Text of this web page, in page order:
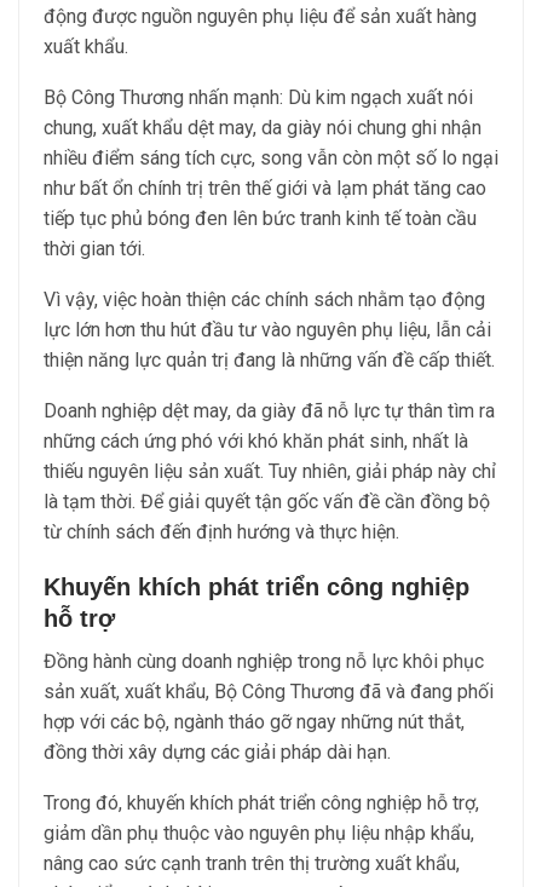
động được nguồn nguyên phụ liệu để sản xuất hàng
xuất khẩu.
Bộ Công Thương nhấn mạnh: Dù kim ngạch xuất nói
chung, xuất khẩu dệt may, da giày nói chung ghi nhận
nhiều điểm sáng tích cực, song vẫn còn một số lo ngại
như bất ổn chính trị trên thế giới và lạm phát tăng cao
tiếp tục phủ bóng đen lên bức tranh kinh tế toàn cầu
thời gian tới.
Vì vậy, việc hoàn thiện các chính sách nhằm tạo động
lực lớn hơn thu hút đầu tư vào nguyên phụ liệu, lẫn cải
thiện năng lực quản trị đang là những vấn đề cấp thiết.
Doanh nghiệp dệt may, da giày đã nỗ lực tự thân tìm ra
những cách ứng phó với khó khăn phát sinh, nhất là
thiếu nguyên liệu sản xuất. Tuy nhiên, giải pháp này chỉ
là tạm thời. Để giải quyết tận gốc vấn đề cần đồng bộ
từ chính sách đến định hướng và thực hiện.
Khuyến khích phát triển công nghiệp
hỗ trợ
Đồng hành cùng doanh nghiệp trong nỗ lực khôi phục
sản xuất, xuất khẩu, Bộ Công Thương đã và đang phối
hợp với các bộ, ngành tháo gỡ ngay những nút thắt,
đồng thời xây dựng các giải pháp dài hạn.
Trong đó, khuyến khích phát triển công nghiệp hỗ trợ,
giảm dần phụ thuộc vào nguyên phụ liệu nhập khẩu,
nâng cao sức cạnh tranh trên thị trường xuất khẩu,